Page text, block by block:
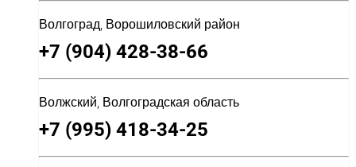
Волгоград, Ворошиловский район
+7 (904) 428-38-66
Волжский, Волгоградская область
+7 (995) 418-34-25